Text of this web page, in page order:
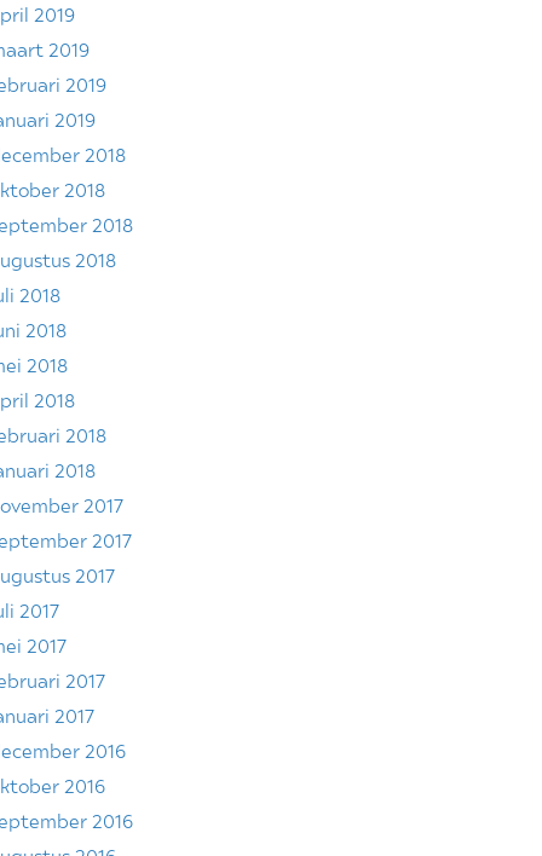
2019
2019
2019
2019
2018
2018
2018
2018
2018
2018
2018
2018
2018
2018
2017
2017
2017
2017
2017
2017
2017
2016
2016
2016